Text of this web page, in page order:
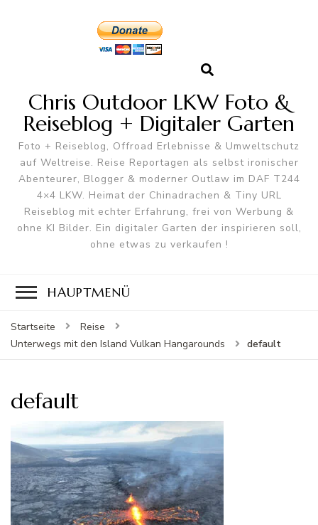
Chris Outdoor LKW Foto &
Reiseblog + Digitaler Garten
Foto + Reiseblog, Offroad Erlebnisse & Umweltschutz
auf Weltreise. Reise Reportagen als selbst ironischer
Abenteurer, Blogger & moderner Outlaw im DAF T244
4×4 LKW. Heimat der Chinadrachen & Tiny URL
Reiseblog mit echter Erfahrung, frei von Werbung &
ohne KI Bilder. Ein digitaler Garten der inspirieren soll,
ohne etwas zu verkaufen !
HAUPTMENÜ
Startseite
Reise
Unterwegs mit den Island Vulkan Hangarounds
default
default